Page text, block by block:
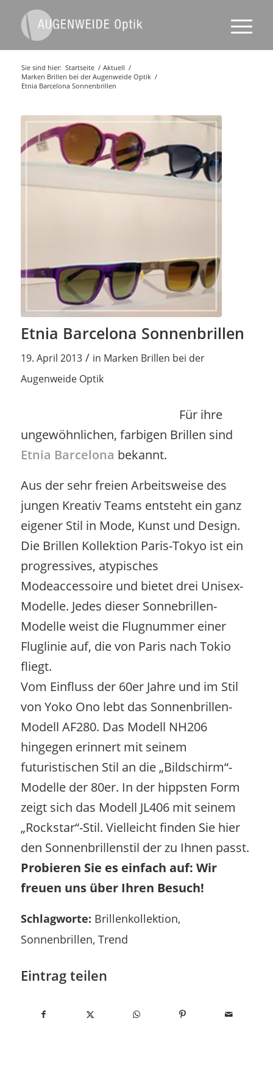
Sie sind hier: Startseite / Aktuell /
Marken Brillen bei der Augenweide Optik /
Etnia Barcelona Sonnenbrillen
Etnia Barcelona Sonnenbrillen
19. April 2013 / in Marken Brillen bei der
Augenweide Optik
Für ihre
ungewöhnlichen, farbigen Brillen sind
Etnia Barcelona bekannt.
Aus der sehr freien Arbeitsweise des
jungen Kreativ Teams entsteht ein ganz
eigener Stil in Mode, Kunst und Design.
Die Brillen Kollektion Paris-Tokyo ist ein
progressives, atypisches
Modeaccessoire und bietet drei Unisex-
Modelle. Jedes dieser Sonnebrillen-
Modelle weist die Flugnummer einer
Fluglinie auf, die von Paris nach Tokio
fliegt.
Vom Einfluss der 60er Jahre und im Stil
von Yoko Ono lebt das Sonnenbrillen-
Modell AF280. Das Modell NH206
hingegen erinnert mit seinem
futuristischen Stil an die „Bildschirm“-
Modelle der 80er. In der hippsten Form
zeigt sich das Modell JL406 mit seinem
„Rockstar“-Stil. Vielleicht finden Sie hier
den Sonnenbrillenstil der zu Ihnen passt.
Probieren Sie es einfach auf: Wir
freuen uns über Ihren Besuch!
Schlagworte: Brillenkollektion,
Sonnenbrillen, Trend
Eintrag teilen